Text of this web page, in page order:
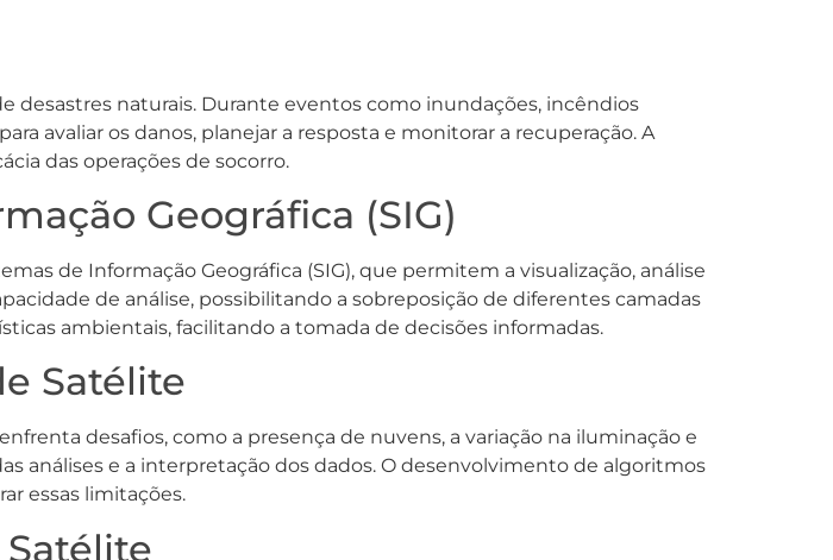
desastres naturais. Durante eventos como inundações, incêndios
avaliar os danos, planejar a resposta e monitorar a recuperação. A
das operações de socorro.
Geográfica (SIG)
de Informação Geográfica (SIG), que permitem a visualização, análise
de análise, possibilitando a sobreposição de diferentes camadas
ambientais, facilitando a tomada de decisões informadas.
Satélite
desafios, como a presença de nuvens, a variação na iluminação e
análises e a interpretação dos dados. O desenvolvimento de algoritmos
essas limitações.